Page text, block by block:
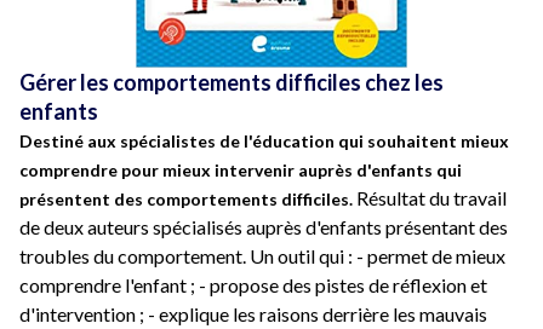
Gérer les comportements difficiles chez les
enfants
Destiné aux spécialistes de l'éducation qui souhaitent mieux
comprendre pour mieux intervenir auprès d'enfants qui
présentent des comportements difficiles. Résultat du travail
de deux auteurs spécialisés auprès d'enfants présentant des
troubles du comportement. Un outil qui : - permet de mieux
comprendre l'enfant ; - propose des pistes de réflexion et
d'intervention ; - explique les raisons derrière les mauvais